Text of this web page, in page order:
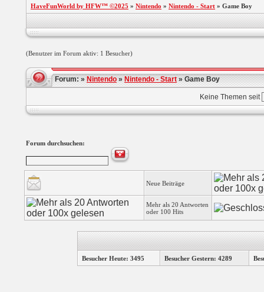
HaveFunWorld by HFW™ ©2025 » Nintendo » Nintendo - Start » Game Boy
(Benutzer im Forum aktiv: 1 Besucher)
Forum: » Nintendo » Nintendo - Start » Game Boy
Keine Themen seit
Forum durchsuchen:
Neue Beiträge
Mehr als 20 Antworten
oder 100 Hits
Besucher Heute: 3495 Besucher Gestern: 4289